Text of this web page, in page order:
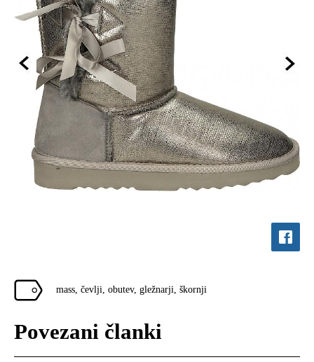
mass čevlji obutev, gležnarji škornji
Povezani članki